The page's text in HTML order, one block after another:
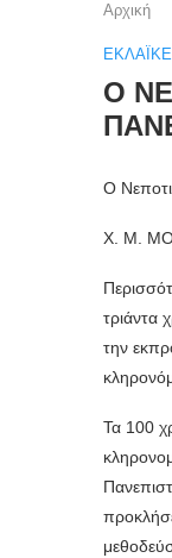
Αρχική
Ο
Ο
Χ. Μ.
τριάντα
την
Τα 100